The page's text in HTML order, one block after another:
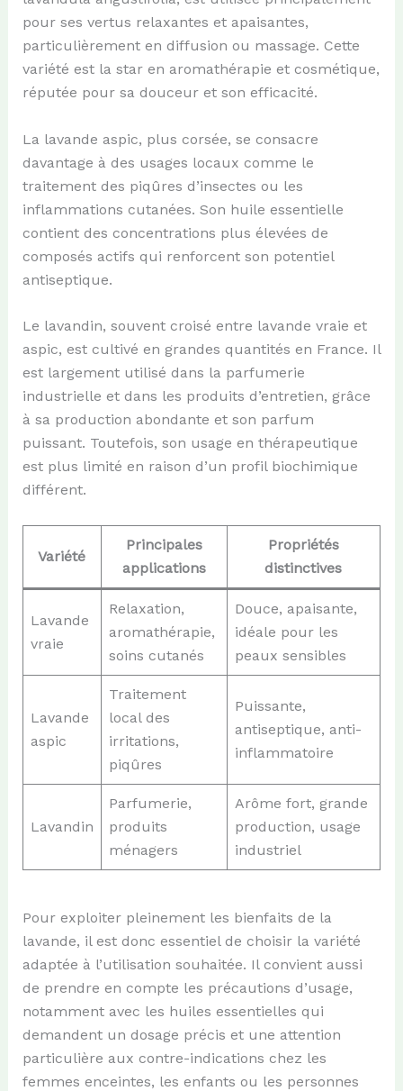
pour ses vertus relaxantes et apaisantes,
particulièrement en diffusion ou massage. Cette
variété est la star en aromathérapie et cosmétique,
réputée pour sa douceur et son efficacité.
La lavande aspic, plus corsée, se consacre
davantage à des usages locaux comme le
traitement des piqûres d’insectes ou les
inflammations cutanées. Son huile essentielle
contient des concentrations plus élevées de
composés actifs qui renforcent son potentiel
antiseptique.
Le lavandin, souvent croisé entre lavande vraie et
aspic, est cultivé en grandes quantités en France. Il
est largement utilisé dans la parfumerie
industrielle et dans les produits d’entretien, grâce
à sa production abondante et son parfum
puissant. Toutefois, son usage en thérapeutique
est plus limité en raison d’un profil biochimique
différent.
Variété
Principales
applications
Propriétés
distinctives
Lavande
vraie
Relaxation,
aromathérapie,
soins cutanés
Douce, apaisante,
idéale pour les
peaux sensibles
Lavande
aspic
Traitement
local des
irritations,
piqûres
Puissante,
antiseptique, anti-
inflammatoire
Lavandin
Parfumerie,
produits
ménagers
Arôme fort, grande
production, usage
industriel
Pour exploiter pleinement les bienfaits de la
lavande, il est donc essentiel de choisir la variété
adaptée à l’utilisation souhaitée. Il convient aussi
de prendre en compte les précautions d’usage,
notamment avec les huiles essentielles qui
demandent un dosage précis et une attention
particulière aux contre-indications chez les
femmes enceintes, les enfants ou les personnes